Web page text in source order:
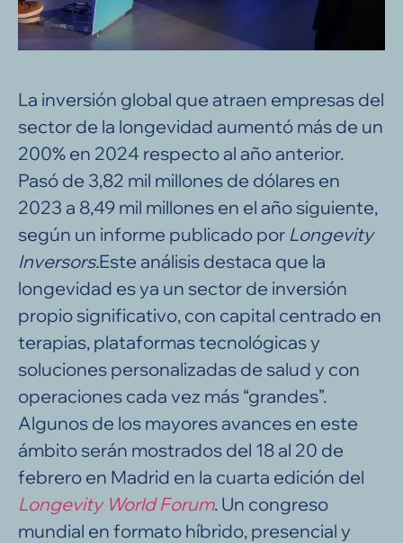
La inversión global que atraen empresas del
sector de la longevidad aumentó más de un
200% en 2024 respecto al año anterior.
Pasó de 3,82 mil millones de dólares en
2023 a 8,49 mil millones en el año siguiente,
según un informe publicado por Longevity
Inversors.Este análisis destaca que la
longevidad es ya un sector de inversión
propio significativo, con capital centrado en
terapias, plataformas tecnológicas y
soluciones personalizadas de salud y con
operaciones cada vez más “grandes”.
Algunos de los mayores avances en este
ámbito serán mostrados del 18 al 20 de
febrero en Madrid en la cuarta edición del
Longevity World Forum. Un congreso
mundial en formato híbrido, presencial y